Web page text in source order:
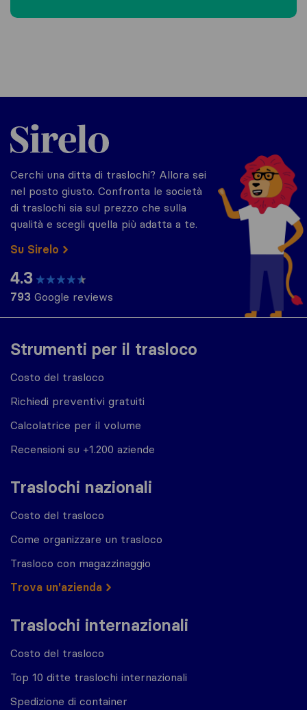
Strumenti per il trasloco
Costo del trasloco
Richiedi preventivi gratuiti
Calcolatrice per il volume
Recensioni su +1.200 aziende
Traslochi nazionali
Costo del trasloco
Come organizzare un trasloco
Trasloco con magazzinaggio
Trova un'azienda
Traslochi internazionali
Costo del trasloco
Top 10 ditte traslochi internazionali
Spedizione di container
Sirelo.it
Cerchi una ditta di traslochi? Allora sei
nel posto giusto. Confronta le società
di traslochi sia sul prezzo che sulla
qualità e scegli quella più adatta a te.
Su Sirelo
4.3
793 Google reviews